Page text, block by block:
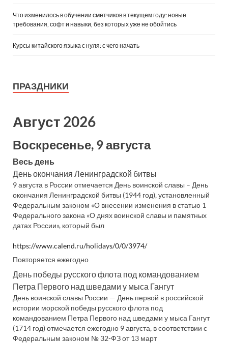
Что изменилось в обучении сметчиков в текущем году: новые
требования, софт и навыки, без которых уже не обойтись
Курсы китайского языка с нуля: с чего начать
ПРАЗДНИКИ
Август 2026
Воскресенье, 9 августа
Весь день
День окончания Ленинградской битвы
9 августа в России отмечается День воинской славы – День
окончания Ленинградской битвы (1944 год), установленный
Федеральным законом «О внесении изменения в статью 1
Федерального закона «О днях воинской славы и памятных
датах России», который был
https://www.calend.ru/holidays/0/0/3974/
Повторяется ежегодно
День победы русского флота под командованием
Петра Первого над шведами у мыса Гангут
День воинской славы России — День первой в российской
истории морской победы русского флота под
командованием Петра Первого над шведами у мыса Гангут
(1714 год) отмечается ежегодно 9 августа, в соответствии с
Федеральным законом № 32-ФЗ от 13 март